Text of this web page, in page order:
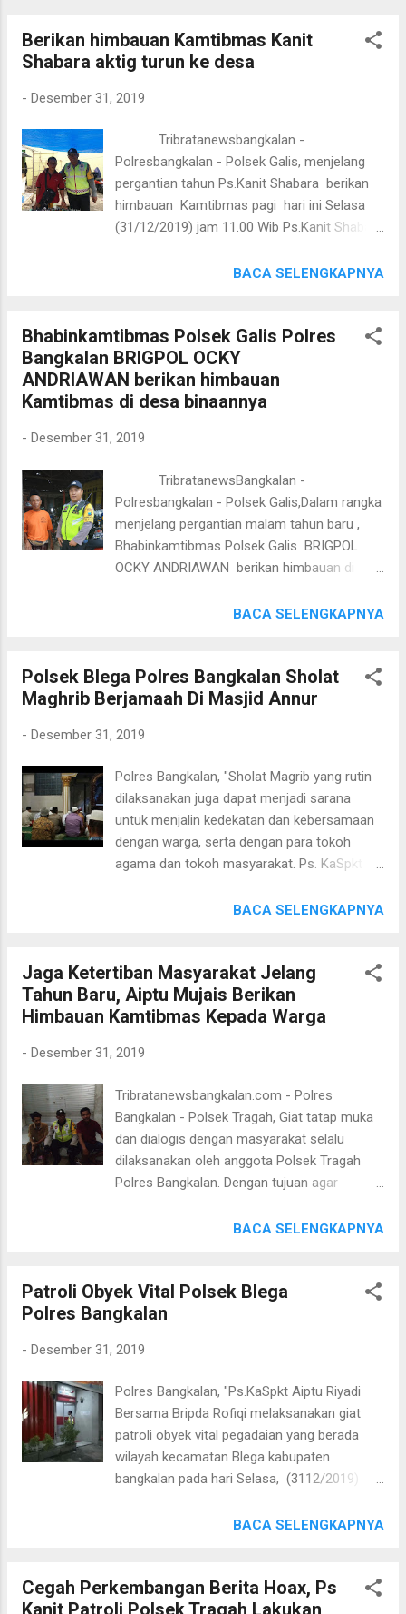
anggota Polsek Socah sangat di apresiasi
oleh masyarakat di Kec Tragah, dengan
seringnya angg...
Blega kabupaten Bangkalan guna ngarahkan
pentingnya himbauan Kamtibmas serta
tindak kriminalitas. Patroli kemudian di
penduduk dan melakukan dialogis dengan
warga guna menciptakan situasi keakraban
menggali informasi serta memberikan
himbauan Kamtibmas agar selalu
mewaspadai lingkungannya. Kapolsek Blega
kepada seluruh personilnya untuk selalu
permasalahan di desa cepat diketahui. Tugas
kami adalah memberikan rasa aman ...
Berikan himbauan Kamtibmas Kanit
Shabara aktig turun ke desa
- Desember 31, 2019
Tribratanewsbangkalan -
Polresbangkalan - Polsek Galis, menjelang
pergantian tahun Ps.Kanit Shabara berikan
himbauan Kamtibmas pagi hari ini Selasa
(31/12/2019) jam 11.00 Wib Ps.Kanit Shabara
dialogis Kamtibmas di desa Galis
H.ACH.JUFRI berikan himbauan Kamtibmas
dengan Warga Galis dan memberikan
himbauan tentang himbauan agar masyrakat
tidak menggunakan Knalpot Brong menjelang
DAKY DZUL QORNAIN S.H. melalui Kasubag
,SH. menyampaikan " bahwa petugas dari
Polsek Galis akan selalu turun dan dekat
dengan msyarakat tutur Kapolsek".
BACA SELENGKAPNYA
Bhabinkamtibmas Polsek Galis Polres
Bangkalan BRIGPOL OCKY
ANDRIAWAN berikan himbauan
Kamtibmas di desa binaannya
- Desember 31, 2019
TribratanewsBangkalan -
Polresbangkalan - Polsek Galis,Dalam rangka
menjelang pergantian malam tahun baru ,
Bhabinkamtibmas Polsek Galis BRIGPOL
OCKY ANDRIAWAN berikan himbauan di
Kecamatan Galis pagi hari ini Selasa
Bangkalan Dalam kesempatan pagi hari ini
Bhabinkamtibmas Polsek Galis BRIGPOL
warga di desa Banyubunih Kecamatan Galis
tidak melayani penggantian knalpot brong
oleh warga menjelang malam pergantian
tahun Kapolsek Galis AKP DAKY DZUL
QORNAIN S.H menyampaikan bahwa "
Jajarannya akan selalu dekat dengan
BACA SELENGKAPNYA
Polsek Blega Polres Bangkalan Sholat
Maghrib Berjamaah Di Masjid Annur
- Desember 31, 2019
Polres Bangkalan, "Sholat Magrib yang rutin
dilaksanakan juga dapat menjadi sarana
untuk menjalin kedekatan dan kebersamaan
dengan warga, serta dengan para tokoh
agama dan tokoh masyarakat. Ps. KaSpkt
Agung serta Toga, Tomas Desa Blega
Blega Kab Bangkalan yg diikuti oleh sekitar 18
jamaah dg Imam KH Syaifulloh. (Selasa,
31/12/2019) Kegiatan Sholat Magrib
meningkatkan keimanan dan ketaqwaan
silahturahmi dengan jama’ah Masjid, dan
diharapkan masyarakat semakin dekat dan
percaya akan tugas Kepolisian . “Ini
merupakan langkah yang tepat dan salah
satu cara untuk terus mempererat tali
dapat menghapus pembatas antara aparat
Putro, SH melalui Kapolres Bangkalan AK...
BACA SELENGKAPNYA
Jaga Ketertiban Masyarakat Jelang
Tahun Baru, Aiptu Mujais Berikan
Himbauan Kamtibmas Kepada Warga
- Desember 31, 2019
Tribratanewsbangkalan.com - Polres
Bangkalan - Polsek Tragah, Giat tatap muka
dan dialogis dengan masyarakat selalu
dilaksanakan oleh anggota Polsek Tragah
Polres Bangkalan. Dengan tujuan agar
dengan masyarakat untuk menimbulkan rasa
kondusif. Seperti Selasa malam ini
(31/12/19) anggota Polsek Tragah Aiptu
dengan warga Ds Tambin Kec Tragah Kab
tampak asyik membicarakan situasi
lingkungan desanya. Tak lupa Aiptu Mujais
menghimbau warga tersebut agar tetap
rukun dan tepo seliro dalam bersosial di
kehidupan bermasyarakat, serta menjaga
Desa Tambin Kapolres Bangkalan AKBP
sangat di apresiasi oleh masyarakat di Kec
BACA SELENGKAPNYA
Patroli Obyek Vital Polsek Blega
Polres Bangkalan
- Desember 31, 2019
Polres Bangkalan, "Ps.KaSpkt Aiptu Riyadi
Bersama Bripda Rofiqi melaksanakan giat
patroli obyek vital pegadaian yang berada
wilayah kecamatan Blega kabupaten
bangkalan pada hari Selasa, (3112/2019)
untuk menciptakan rasa aman dan antisipasi
CCTV dan memonitornya, apabila terjadi
tindak kejahatan agar segera melaporkan ke
BACA SELENGKAPNYA
Cegah Perkembangan Berita Hoax, Ps
Kanit Patroli Polsek Tragah Lakukan